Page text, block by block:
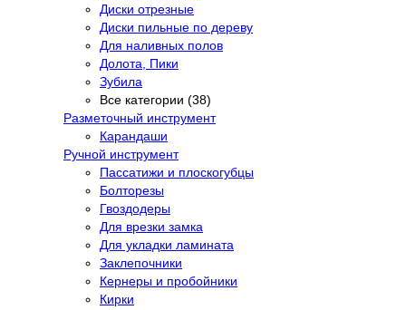
Диски отрезные
Диски пильные по дереву
Для наливных полов
Долота, Пики
Зубила
Все категории (38)
Разметочный инструмент
Карандаши
Ручной инструмент
Пассатижи и плоскогубцы
Болторезы
Гвоздодеры
Для врезки замка
Для укладки ламината
Заклепочники
Кернеры и пробойники
Кирки